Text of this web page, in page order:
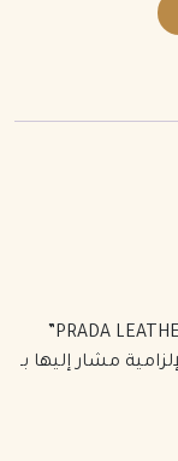
مشار إليها بـ